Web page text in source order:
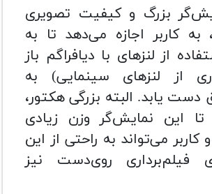
بزرگ و کیفیت تصویری
کاربر اجازه می‌دهد تا به
از لنزهای با دیافراگم باز
از لنزهای سینمایی) به
یابد. البته بزرگی هکتور،‌
این نمایش‌گر وزن زیادی
می‌تواند به راحتی از این
فیلم‌برداری روی‌دست نیز